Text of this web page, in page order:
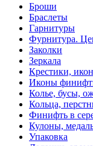
Броши
Браслеты
Гарнитуры
Фурнитура.
Заколки
Зеркала
Крестики,
Иконы
Колье, бусы,
Кольца,
Финифть в
Кулоны,
Упаковка